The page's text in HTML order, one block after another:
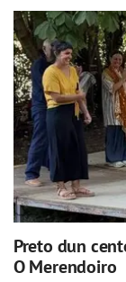
Preto dun
O Merendoiro